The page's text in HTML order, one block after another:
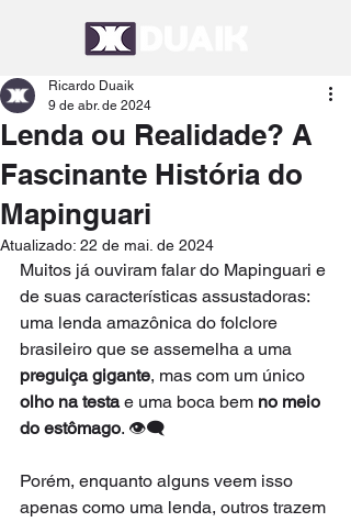
Lenda ou Realidade? A
Fascinante História do
Mapinguari
Ricardo Duaik
9 de abr. de 2024
Atualizado: 22 de mai. de 2024
Muitos já ouviram falar do Mapinguari e
de suas características assustadoras:
uma lenda amazônica do folclore
brasileiro que se assemelha a uma
preguiça gigante, mas com um único
olho na testa e uma boca bem no meio
do estômago. 👁‍🗨
Porém, enquanto alguns veem isso
apenas como uma lenda, outros trazem